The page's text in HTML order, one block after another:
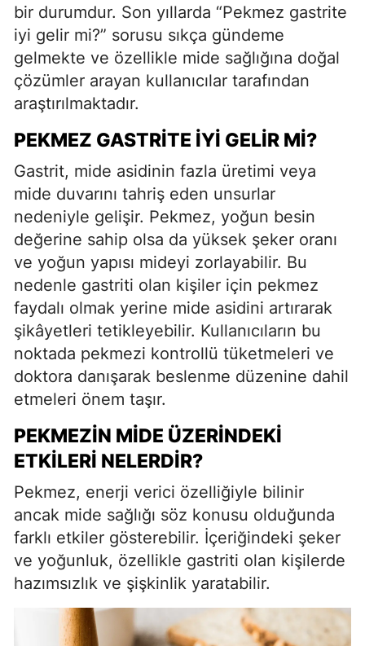
bir durumdur. Son yıllarda “Pekmez gastrite
iyi gelir mi?” sorusu sıkça gündeme
gelmekte ve özellikle mide sağlığına doğal
çözümler arayan kullanıcılar tarafından
araştırılmaktadır.
PEKMEZ GASTRITE İYI GELIR MI?
Gastrit, mide asidinin fazla üretimi veya
mide duvarını tahriş eden unsurlar
nedeniyle gelişir. Pekmez, yoğun besin
değerine sahip olsa da yüksek şeker oranı
ve yoğun yapısı mideyi zorlayabilir. Bu
nedenle gastriti olan kişiler için pekmez
faydalı olmak yerine mide asidini artırarak
şikâyetleri tetikleyebilir. Kullanıcıların bu
noktada pekmezi kontrollü tüketmeleri ve
doktora danışarak beslenme düzenine dahil
etmeleri önem taşır.
PEKMEZIN MIDE ÜZERINDEKI
ETKILERI NELERDIR?
Pekmez, enerji verici özelliğiyle bilinir
ancak mide sağlığı söz konusu olduğunda
farklı etkiler gösterebilir. İçeriğindeki şeker
ve yoğunluk, özellikle gastriti olan kişilerde
hazımsızlık ve şişkinlik yaratabilir.